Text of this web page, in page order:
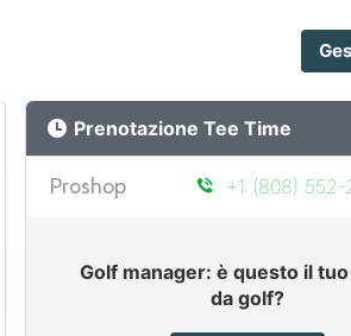
Prenotazione Tee Time
Proshop +1 (808) 552-
Golf manager: è questo il
da golf?